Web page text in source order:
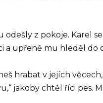
odešly z pokoje. Karel
a upřeně mu hleděl do
hrabat v jejích věcech,
jakoby chtěl říci pes.